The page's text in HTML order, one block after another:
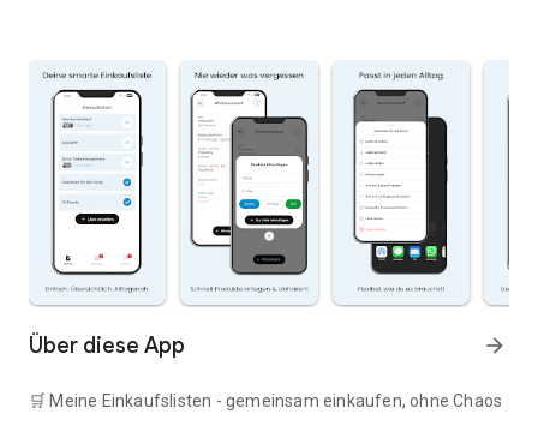
Über diese App arrow_forward
🛒 Meine Einkaufslisten - gemeinsam einkaufen, ohne Chaos